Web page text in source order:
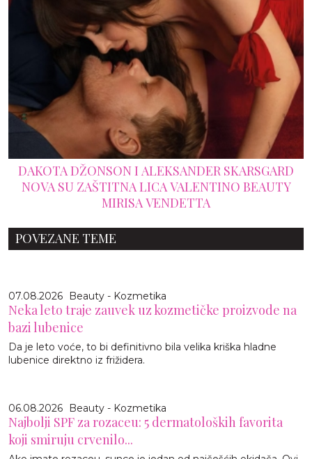
DAKOTA DŽONSON I ALEKSANDER SKARSGARD
NOVA SU ZAŠTITNA LICA VALENTINO BEAUTY
MIRISA VENDETTA
POVEZANE TEME
07.08.2026 Beauty - Kozmetika
Neka leto traje zauvek uz kozmetičke proizvode na
bazi lubenice
Da je leto voće, to bi definitivno bila velika kriška hladne
lubenice direktno iz frižidera.
06.08.2026 Beauty - Kozmetika
Najbolji SPF za rozaceu: 5 dermatoloških favorita
koji smiruju crvenilo...